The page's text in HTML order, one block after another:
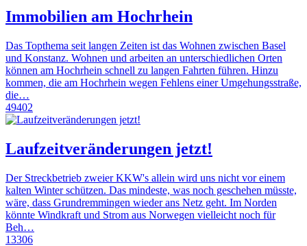
Immobilien am Hochrhein
Das Topthema seit langen Zeiten ist das Wohnen zwischen Basel
und Konstanz. Wohnen und arbeiten an unterschiedlichen Orten
können am Hochrhein schnell zu langen Fahrten führen. Hinzu
kommen, die am Hochrhein wegen Fehlens einer Umgehungsstraße,
die…
49402
Laufzeitveränderungen jetzt!
Der Streckbetrieb zweier KKW's allein wird uns nicht vor einem
kalten Winter schützen. Das mindeste, was noch geschehen müsste,
wäre, dass Grundremmingen wieder ans Netz geht. Im Norden
könnte Windkraft und Strom aus Norwegen vielleicht noch für
Beh…
13306